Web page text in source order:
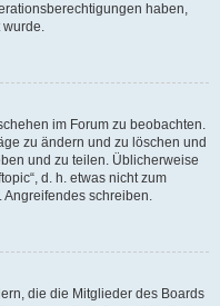
haben,
wurde.
im Forum zu beobachten.
zu ändern und zu löschen und
und zu teilen. Üblicherweise
d. h. etwas nicht zum
Angreifendes schreiben.
die die Mitglieder des Boards